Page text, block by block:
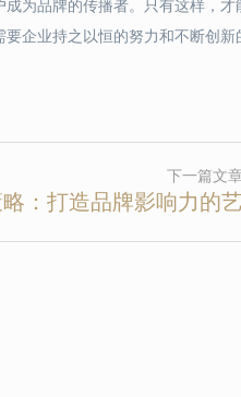
为品牌的传播者。只有这样，才
企业持之以恒的努力和不断创新
下一篇文
：打造品牌影响力的